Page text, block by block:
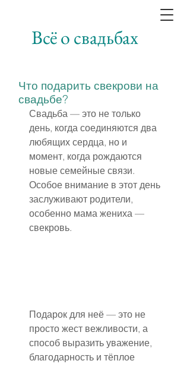
Всё о свадьбах
Что подарить свекрови на
свадьбе?
Свадьба — это не только
день, когда соединяются два
любящих сердца, но и
момент, когда рождаются
новые семейные связи.
Особое внимание в этот день
заслуживают родители,
особенно мама жениха —
свекровь.
Подарок для неё — это не
просто жест вежливости, а
способ выразить уважение,
благодарность и тёплое